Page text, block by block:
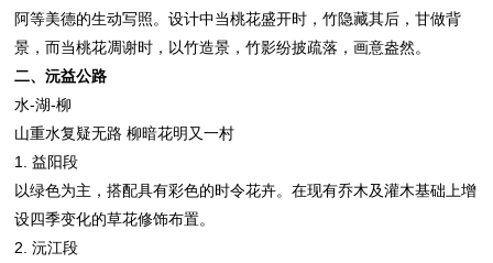
阿等美德的生动写照。设计中当桃花盛开时，竹隐藏其后，甘做背
景，而当桃花凋谢时，以竹造景，竹影纷披疏落，画意盎然。
二、沅益公路
水-湖-柳
山重水复疑无路 柳暗花明又一村
1. 益阳段
以绿色为主，搭配具有彩色的时令花卉。在现有乔木及灌木基础上增
设四季变化的草花修饰布置。
2. 沅江段